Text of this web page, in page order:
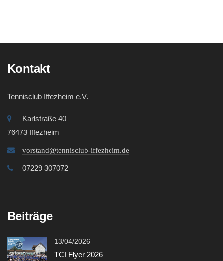
Kontakt
Tennisclub Iffezheim e.V.
Karlstraße 40
76473 Iffezheim
vorstand@tennisclub-iffezheim.de
07229 307072
Beiträge
13/04/2026
TCI Flyer 2026